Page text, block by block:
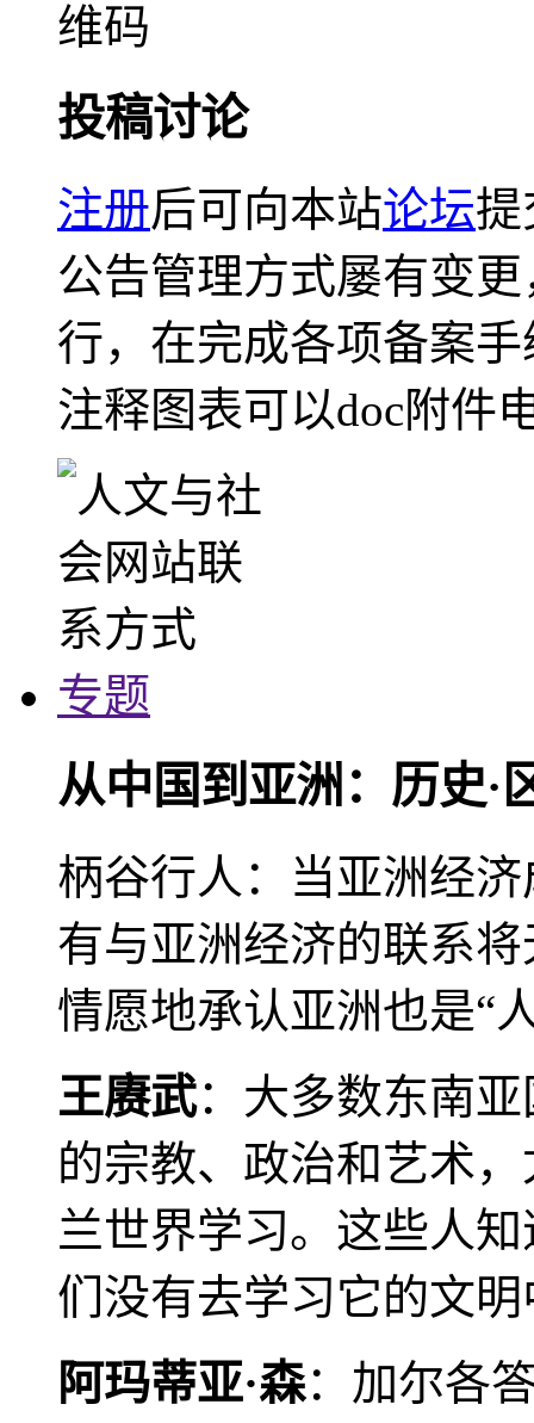
投稿讨论
注册后可向本站论坛提
公告管理方式屡有变
行，在完成各项备案
注释图表可以doc附件
专题
从中国到亚洲：历史·
柄谷行人：当亚洲经
有与亚洲经济的联系
情愿地承认亚洲也是“
王赓武：大多数东南
的宗教、政治和艺术
兰世界学习。这些人
们没有去学习它的文
阿玛蒂亚·森：加尔各